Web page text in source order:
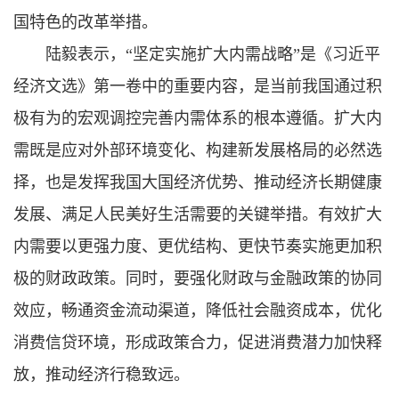
国特色的改革举措。
陆毅表示，“坚定实施扩大内需战略”是《习近平
经济文选》第一卷中的重要内容，是当前我国通过积
极有为的宏观调控完善内需体系的根本遵循。扩大内
需既是应对外部环境变化、构建新发展格局的必然选
择，也是发挥我国大国经济优势、推动经济长期健康
发展、满足人民美好生活需要的关键举措。有效扩大
内需要以更强力度、更优结构、更快节奏实施更加积
极的财政政策。同时，要强化财政与金融政策的协同
效应，畅通资金流动渠道，降低社会融资成本，优化
消费信贷环境，形成政策合力，促进消费潜力加快释
放，推动经济行稳致远。